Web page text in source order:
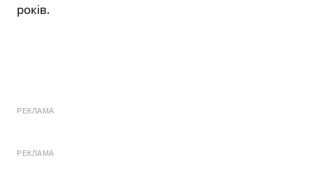
років.
РЕКЛАМА
РЕКЛАМА